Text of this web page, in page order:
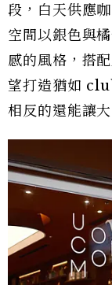
段，白天供應
空間以銀色與
感的風格，搭
望打造猶如
相反的還能讓